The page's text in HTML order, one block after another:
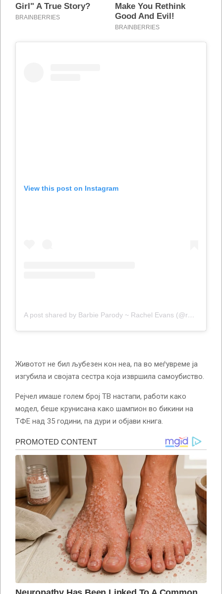
View this post on Instagram
A post shared by Barbie Parody ~ Rachel Evans (@rachel_evans_bikini)
Животот не бил љубезен кон неа, па во меѓувреме ја
изгубила и својата сестра која извршила самоубиство.
Рејчел имаше голем број ТВ настапи, работи како
модел, беше крунисана како шампион во бикини на
ТФЕ над 35 години, па дури и објави книга.